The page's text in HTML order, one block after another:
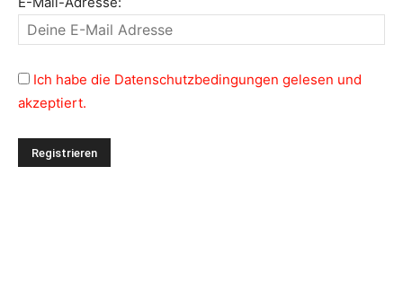
Ich habe die Datenschutzbedingungen gelesen und
akzeptiert.